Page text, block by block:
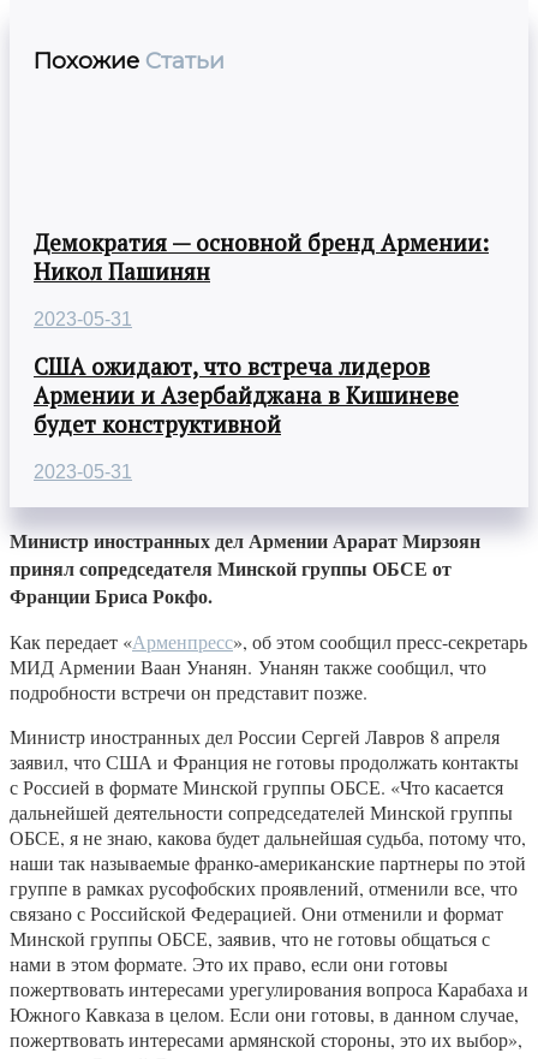
Похожие Статьи
Демократия — основной бренд Армении:
Никол Пашинян
2023-05-31
США ожидают, что встреча лидеров
Армении и Азербайджана в Кишиневе
будет конструктивной
2023-05-31
Министр иностранных дел Армении Арарат Мирзоян
принял сопредседателя Минской группы ОБСЕ от
Франции Бриса Рокфо.
Как передает «Арменпресс», об этом сообщил пресс-секретарь
МИД Армении Ваан Унанян. Унанян также сообщил, что
подробности встречи он представит позже.
Министр иностранных дел России Сергей Лавров 8 апреля
заявил, что США и Франция не готовы продолжать контакты
с Россией в формате Минской группы ОБСЕ. «Что касается
дальнейшей деятельности сопредседателей Минской группы
ОБСЕ, я не знаю, какова будет дальнейшая судьба, потому что,
наши так называемые франко-американские партнеры по этой
группе в рамках русофобских проявлений, отменили все, что
связано с Российской Федерацией. Они отменили и формат
Минской группы ОБСЕ, заявив, что не готовы общаться с
нами в этом формате. Это их право, если они готовы
пожертвовать интересами урегулирования вопроса Карабаха и
Южного Кавказа в целом. Если они готовы, в данном случае,
пожертвовать интересами армянской стороны, это их выбор»,